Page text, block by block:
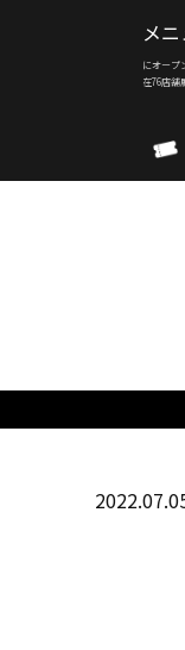
メ
にオープ
在76店舗